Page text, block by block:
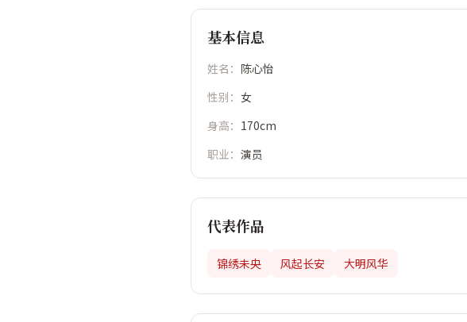
基本信息
姓名： 陈心怡
性别： 女
身高： 170cm
职业： 演员
代表作品
锦绣未央 风起长安 大明风华